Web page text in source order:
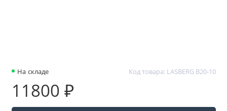
На складе Код товара: LASBERG B20-10
11800 ₽